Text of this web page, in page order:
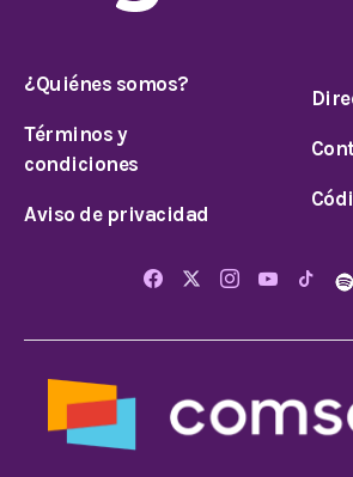
¿Quiénes somos?
Términos y
condiciones
Aviso de privacidad